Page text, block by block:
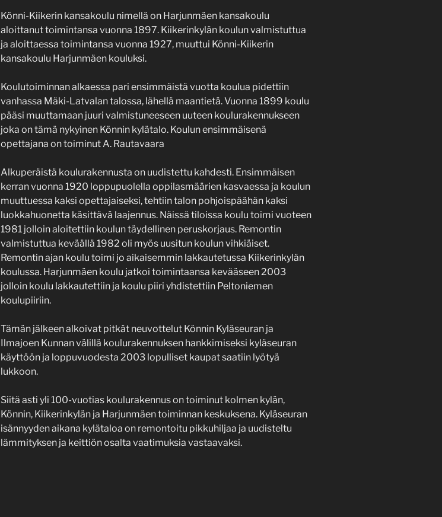
Könni-Kiikerin kansakoulu nimellä on Harjunmäen kansakoulu
aloittanut toimintansa vuonna 1897. Kiikerinkylän koulun valmistuttua
ja aloittaessa toimintansa vuonna 1927, muuttui Könni-Kiikerin
kansakoulu Harjunmäen kouluksi.
Koulutoiminnan alkaessa pari ensimmäistä vuotta koulua pidettiin
vanhassa Mäki-Latvalan talossa, lähellä maantietä. Vuonna 1899 koulu
pääsi muuttamaan juuri valmistuneeseen uuteen koulurakennukseen
joka on tämä nykyinen Könnin kylätalo. Koulun ensimmäisenä
opettajana on toiminut A. Rautavaara
Alkuperäistä koulurakennusta on uudistettu kahdesti. Ensimmäisen
kerran vuonna 1920 loppupuolella oppilasmäärien kasvaessa ja koulun
muuttuessa kaksi opettajaiseksi, tehtiin talon pohjoispäähän kaksi
luokkahuonetta käsittävä laajennus. Näissä tiloissa koulu toimi vuoteen
1981 jolloin aloitettiin koulun täydellinen peruskorjaus. Remontin
valmistuttua keväällä 1982 oli myös uusitun koulun vihkiäiset.
Remontin ajan koulu toimi jo aikaisemmin lakkautetussa Kiikerinkylän
koulussa. Harjunmäen koulu jatkoi toimintaansa kevääseen 2003
jolloin koulu lakkautettiin ja koulu piiri yhdistettiin Peltoniemen
koulupiiriin.
Tämän jälkeen alkoivat pitkät neuvottelut Könnin Kyläseuran ja
Ilmajoen Kunnan välillä koulurakennuksen hankkimiseksi kyläseuran
käyttöön ja loppuvuodesta 2003 lopulliset kaupat saatiin lyötyä
lukkoon.
Siitä asti yli 100-vuotias koulurakennus on toiminut kolmen kylän,
Könnin, Kiikerinkylän ja Harjunmäen toiminnan keskuksena. Kyläseuran
isännyyden aikana kylätaloa on remontoitu pikkuhiljaa ja uudisteltu
lämmityksen ja keittiön osalta vaatimuksia vastaavaksi.